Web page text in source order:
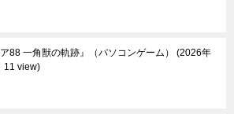
ア88 一角獣の軌跡』（パソコンゲーム）
2026年
11 view